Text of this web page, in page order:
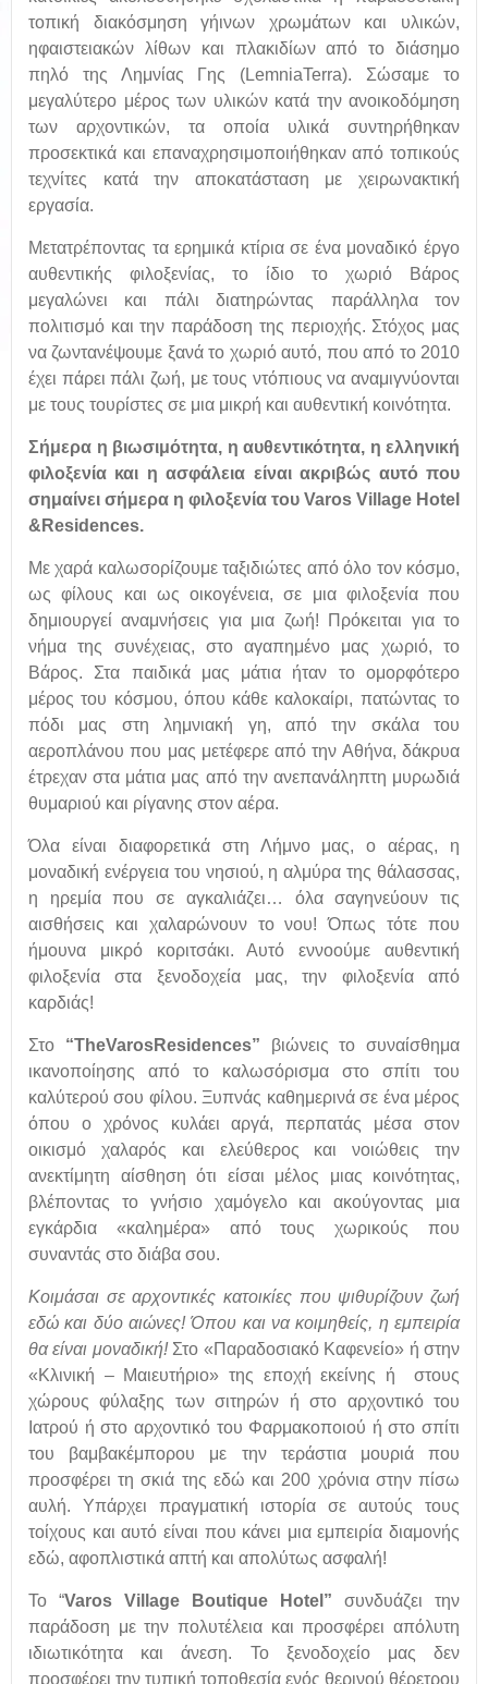
τοπική διακόσμηση γήινων χρωμάτων και υλικών,
ηφαιστειακών λίθων και πλακιδίων από το διάσημο
πηλό της Λημνίας Γης (LemniaTerra). Σώσαμε το
μεγαλύτερο μέρος των υλικών κατά την ανοικοδόμηση
των αρχοντικών, τα οποία υλικά συντηρήθηκαν
προσεκτικά και επαναχρησιμοποιήθηκαν από τοπικούς
τεχνίτες κατά την αποκατάσταση με χειρωνακτική
εργασία.
Μετατρέποντας τα ερημικά κτίρια σε ένα μοναδικό έργο
αυθεντικής φιλοξενίας, το ίδιο το χωριό Βάρος
μεγαλώνει και πάλι διατηρώντας παράλληλα τον
πολιτισμό και την παράδοση της περιοχής. Στόχος μας
να ζωντανέψουμε ξανά το χωριό αυτό, που από το 2010
έχει πάρει πάλι ζωή, με τους ντόπιους να αναμιγνύονται
με τους τουρίστες σε μια μικρή και αυθεντική κοινότητα.
Σήμερα η βιωσιμότητα, η αυθεντικότητα, η ελληνική
φιλοξενία και η ασφάλεια είναι ακριβώς αυτό που
σημαίνει σήμερα η φιλοξενία του Varos Village Hotel
& Residences.
Με χαρά καλωσορίζουμε ταξιδιώτες από όλο τον κόσμο,
ως φίλους και ως οικογένεια, σε μια φιλοξενία που
δημιουργεί αναμνήσεις για μια ζωή! Πρόκειται για το
νήμα της συνέχειας, στο αγαπημένο μας χωριό, το
Βάρος. Στα παιδικά μας μάτια ήταν το ομορφότερο
μέρος του κόσμου, όπου κάθε καλοκαίρι, πατώντας το
πόδι μας στη λημνιακή γη, από την σκάλα του
αεροπλάνου που μας μετέφερε από την Αθήνα, δάκρυα
έτρεχαν στα μάτια μας από την ανεπανάληπτη μυρωδιά
θυμαριού και ρίγανης στον αέρα.
Όλα είναι διαφορετικά στη Λήμνο μας, ο αέρας, η
μοναδική ενέργεια του νησιού, η αλμύρα της θάλασσας,
η ηρεμία που σε αγκαλιάζει… όλα σαγηνεύουν τις
αισθήσεις και χαλαρώνουν το νου! Όπως τότε που
ήμουνα μικρό κοριτσάκι. Αυτό εννοούμε αυθεντική
φιλοξενία στα ξενοδοχεία μας, την φιλοξενία από
καρδιάς!
Στο “TheVarosResidences” βιώνεις το συναίσθημα
ικανοποίησης από το καλωσόρισμα στο σπίτι του
καλύτερού σου φίλου. Ξυπνάς καθημερινά σε ένα μέρος
όπου ο χρόνος κυλάει αργά, περπατάς μέσα στον
οικισμό χαλαρός και ελεύθερος και νοιώθεις την
ανεκτίμητη αίσθηση ότι είσαι μέλος μιας κοινότητας,
βλέποντας το γνήσιο χαμόγελο και ακούγοντας μια
εγκάρδια «καλημέρα» από τους χωρικούς που
συναντάς στο διάβα σου.
Κοιμάσαι σε αρχοντικές κατοικίες που ψιθυρίζουν ζωή
εδώ και δύο αιώνες! Όπου και να κοιμηθείς, η εμπειρία
θα είναι μοναδική!Στο «Παραδοσιακό Καφενείο» ή στην
«Κλινική – Μαιευτήριο» της εποχή εκείνης ή στους
χώρους φύλαξης των σιτηρών ή στο αρχοντικό του
Ιατρού ή στο αρχοντικό του Φαρμακοποιού ή στο σπίτι
του βαμβακέμπορου με την τεράστια μουριά που
προσφέρει τη σκιά της εδώ και 200 ​​χρόνια στην πίσω
αυλή. Υπάρχει πραγματική ιστορία σε αυτούς τους
τοίχους και αυτό είναι που κάνει μια εμπειρία διαμονής
εδώ, αφοπλιστικά απτή και απολύτως ασφαλή!
Το “Varos Village Boutique Hotel ”
συνδυάζει την
παράδοση με την πολυτέλεια και προσφέρει απόλυτη
ιδιωτικότητα και άνεση. Το ξενοδοχείο μας δεν
προσφέρει την τυπική τοποθεσία ενός θερινού θέρετρου